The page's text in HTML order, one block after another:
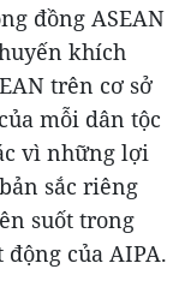
đồng ASEAN
khích
trên cơ sở
mỗi dân tộc
vì những lợi
sắc riêng
suốt trong
của AIPA.